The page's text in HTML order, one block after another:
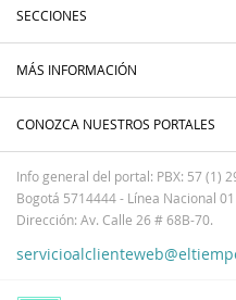
SECCIONES
MÁS INFORMACIÓN
CONOZCA NUESTROS PORTALES
Info general del portal: PBX: 57 (1)
Bogotá 5714444 - Línea Nacional
Dirección: Av. Calle 26 # 68B-70.